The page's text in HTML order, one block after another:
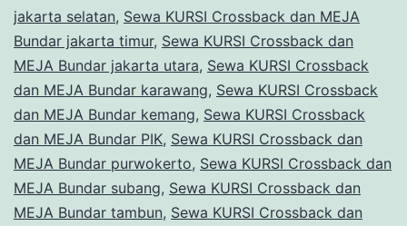
jakarta selatan, Sewa KURSI Crossback dan MEJA
Bundar jakarta timur, Sewa KURSI Crossback dan
MEJA Bundar jakarta utara, Sewa KURSI Crossback
dan MEJA Bundar karawang, Sewa KURSI Crossback
dan MEJA Bundar kemang, Sewa KURSI Crossback
dan MEJA Bundar PIK, Sewa KURSI Crossback dan
MEJA Bundar purwokerto, Sewa KURSI Crossback dan
MEJA Bundar subang, Sewa KURSI Crossback dan
MEJA Bundar tambun, Sewa KURSI Crossback dan